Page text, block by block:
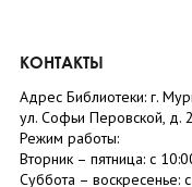
КОНТАКТЫ
Адрес Библиотеки: г.
ул. Софьи Перовской, д.
Режим работы:
Вторник – пятница: с
Суббота – воскресенье: